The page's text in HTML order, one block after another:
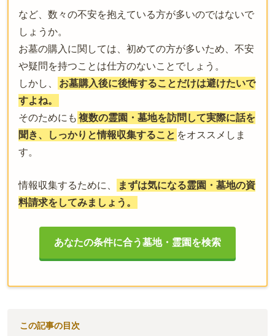
など、数々の不安を抱えている方が多いのではないで
しょうか。
お墓の購入に関しては、初めての方が多いため、不安
や疑問を持つことは仕方のないことでしょう。
しかし、
お墓購入後に後悔することだけは避けたいで
すよね。
そのためにも 複数の霊園・墓地を訪問して実際に話を
聞き、しっかりと情報収集すること をオススメしま
す。
情報収集するために、
まずは気になる霊園・墓地の資
料請求をしてみましょう。
あなたの条件に合う墓地・霊園を検索
この記事の目次